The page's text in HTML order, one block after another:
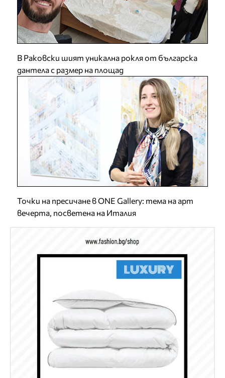
В Раковски шият уникална рокля от българска
дантела с размер на площад
Точки на пресичане в ONE Gallery: тема на арт
вечерта, посветена на Италия